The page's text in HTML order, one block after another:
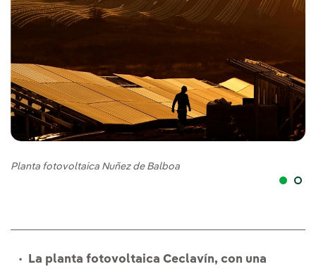
Planta fotovoltaica Nuñez de Balboa
La planta fotovoltaica Ceclavín, con una